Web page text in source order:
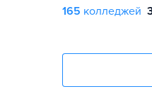
165 колледжей